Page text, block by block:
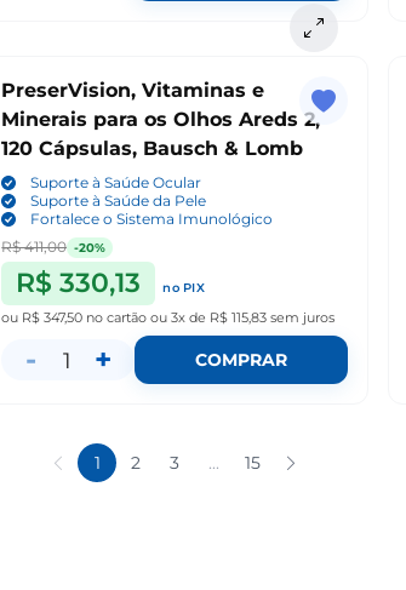
PreserVision, Vitaminas e
Minerais para os Olhos Areds 2,
120 Cápsulas, Bausch & Lomb
Suporte à Saúde Ocular
Suporte à Saúde da Pele
Fortalece o Sistema Imunológico
R$ 411,00 -20%
R$ 330,13
no PIX
ou R$ 347,50 no cartãoou3x de R$ 115,83 sem juros
- 1 + COMPRAR
1 2 3 ... 15